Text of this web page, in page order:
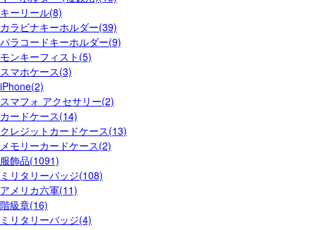
キーリール(8)
カラビナキーホルダー(39)
パラコードキーホルダー(9)
モンキーフィスト(5)
スマホケース(3)
iPhone(2)
スマフォ アクセサリー(2)
カードケース(14)
クレジットカードケース(13)
メモリーカードケース(2)
服飾品(1091)
ミリタリーバッジ(108)
アメリカ六軍(11)
階級章(16)
ミリタリーバッジ(4)